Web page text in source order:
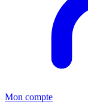
Mon compte